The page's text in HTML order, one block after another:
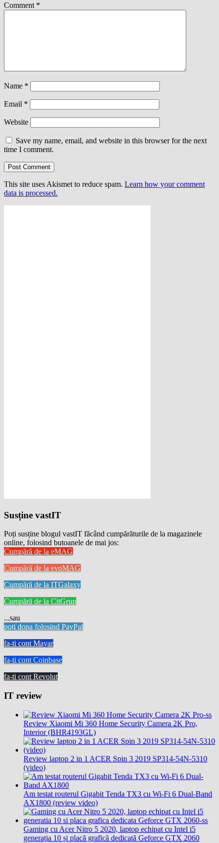
Comment *
Name *
Email *
Website
Save my name, email, and website in this browser for the next
time I comment.
This site uses Akismet to reduce spam. Learn how your comment
data is processed.
Susține vastIT
Poți susține blogul vastIT făcând cumpărăturile de la magazinele
online, folosind butoanele de mai jos:
Cumpără de la eMAG
Cumpără de la evoMAG
Cumpără de la ITGalaxy
Cumpără de la CitGrup
...sau
poți dona folosind PayPal
fa-ti cont Mayar
fa-ti cont Coinbase
fa-ti cont Revolut
IT review
Review Xiaomi Mi 360 Home Security Camera 2K Pro,
Interior (BHR4193GL)
Review laptop 2 in 1 ACER Spin 3 2019 SP314-54N-5310
(video)
Am testat routerul Gigabit Tenda TX3 cu Wi-Fi 6 Dual-Band
AX1800 (review video)
Gaming cu Acer Nitro 5 2020, laptop echipat cu Intel i5
generația 10 și placă grafică dedicată Geforce GTX 2060